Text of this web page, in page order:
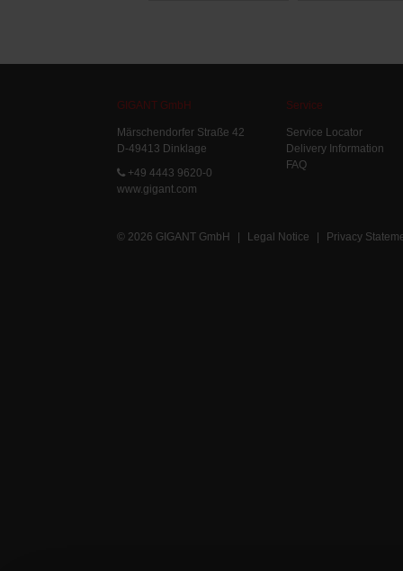
GIGANT GmbH
Märschendorfer Straße 42
D-49413 Dinklage
+49 4443 9620-0
www.gigant.com
Service
Service Locator
Delivery Information
FAQ
© 2026 GIGANT GmbH | Legal Notice | Privacy